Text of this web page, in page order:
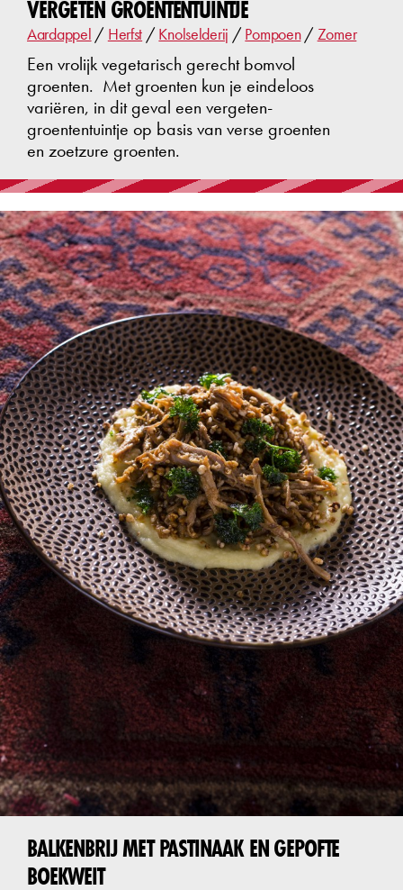
VERGETEN GROENTENTUINTJE
Aardappel / Herfst /Knolselderij /Pompoen/Zomer
Een vrolijk vegetarisch gerecht bomvol
groenten. Met groenten kun je eindeloos
variëren, in dit geval een vergeten-
groententuintje op basis van verse groenten
en zoetzure groenten.
BALKENBRIJ MET PASTINAAK EN GEPOFTE
BOEKWEIT